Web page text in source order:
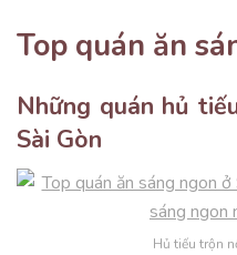
Top quán ăn
Những quán hủ
Sài Gòn
Hủ tiếu trộn